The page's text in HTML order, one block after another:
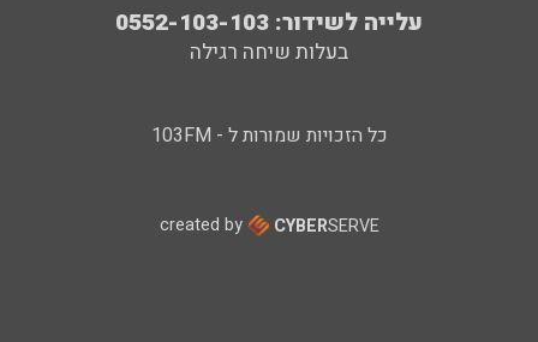
עלייה לשידור: 0552-103-103
בעלות שיחה רגילה
כל הזכויות שמורות ל - 103FM
created by CYBERSERVE